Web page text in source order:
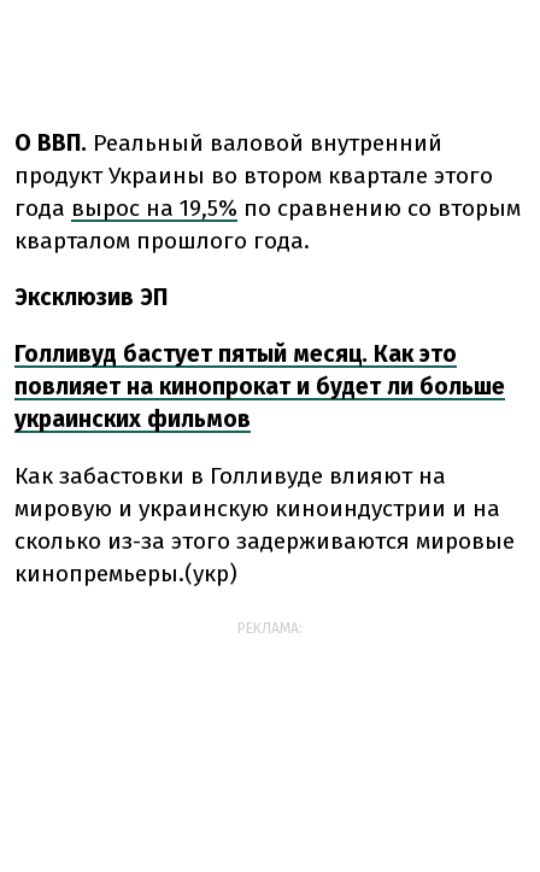
О ВВП. Реальный валовой внутренний
продукт Украины во втором квартале этого
года вырос на 19,5% по сравнению со вторым
кварталом прошлого года.
Эксклюзив ЭП
Голливуд бастует пятый месяц. Как это
повлияет на кинопрокат и будет ли больше
украинских фильмов
Как забастовки в Голливуде влияют на
мировую и украинскую киноиндустрии и на
сколько из-за этого задерживаются мировые
кинопремьеры.(укр)
РЕКЛАМА: